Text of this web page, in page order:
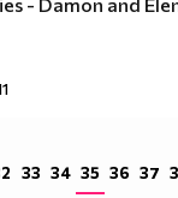
- Damon and
33 34 35 36 37